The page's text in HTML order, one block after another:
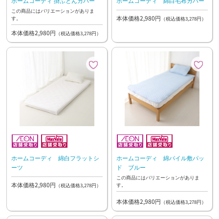
この商品にはバリエーションがありま
す。
本体価格2,980円 （税込価格3,278円）
本体価格2,980円 （税込価格3,278円）
ホームコーディ 綿白フラットシ
ーツ
本体価格2,980円 （税込価格3,278円）
ホームコーディ 綿パイル敷パッ
ド ブルー
この商品にはバリエーションがありま
す。
本体価格2,980円 （税込価格3,278円）